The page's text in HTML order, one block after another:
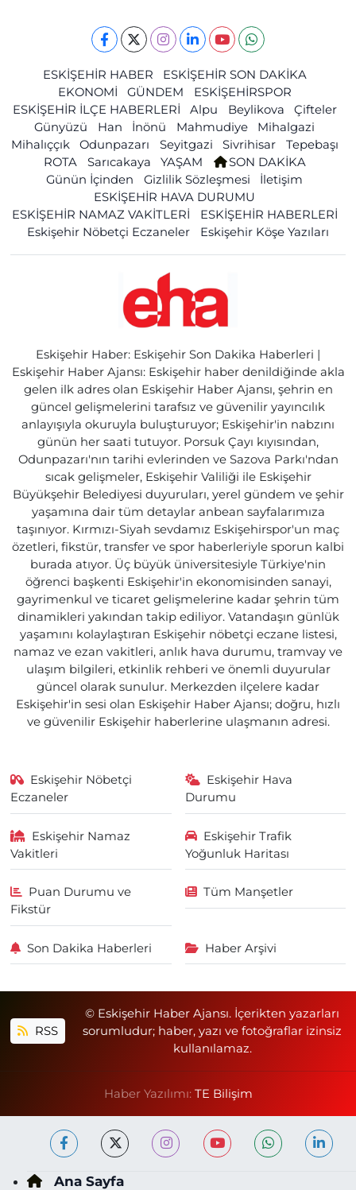
ESKİŞEHİR HABER
ESKİŞEHİR SON DAKİKA
EKONOMİ
GÜNDEM
ESKİŞEHİRSPOR
ESKİŞEHİR İLÇE HABERLERİ
Alpu Beylikova
Çifteler
Günyüzü
Han İnönü Mahmudiye
Mihalgazi
Mihalıççık
Odunpazarı Seyitgazi Sivrihisar
Tepebaşı
ROTA
Sarıcakaya YAŞAM
SON DAKİKA
Günün İçinden
Gizlilik Sözleşmesi
İletişim
ESKİŞEHİR HAVA DURUMU
ESKİŞEHİR NAMAZ VAKİTLERİ
ESKİŞEHİR HABERLERİ
Eskişehir Nöbetçi Eczaneler
Eskişehir Köşe Yazıları
Eskişehir Haber: Eskişehir Son Dakika Haberleri |
Eskişehir Haber Ajansı: Eskişehir haber denildiğinde akla
gelen ilk adres olan Eskişehir Haber Ajansı, şehrin en
güncel gelişmelerini tarafsız ve güvenilir yayıncılık
anlayışıyla okuruyla buluşturuyor; Eskişehir'in nabzını
günün her saati tutuyor. Porsuk Çayı kıyısından,
Odunpazarı'nın tarihi evlerinden ve Sazova Parkı'ndan
sıcak gelişmeler, Eskişehir Valiliği ile Eskişehir
Büyükşehir Belediyesi duyuruları, yerel gündem ve şehir
yaşamına dair tüm detaylar anbean sayfalarımıza
taşınıyor. Kırmızı-Siyah sevdamız Eskişehirspor'un maç
özetleri, fikstür, transfer ve spor haberleriyle sporun kalbi
burada atıyor. Üç büyük üniversitesiyle Türkiye'nin
öğrenci başkenti Eskişehir'in ekonomisinden sanayi,
gayrimenkul ve ticaret gelişmelerine kadar şehrin tüm
dinamikleri yakından takip ediliyor. Vatandaşın günlük
yaşamını kolaylaştıran Eskişehir nöbetçi eczane listesi,
namaz ve ezan vakitleri, anlık hava durumu, tramvay ve
ulaşım bilgileri, etkinlik rehberi ve önemli duyurular
güncel olarak sunulur. Merkezden ilçelere kadar
Eskişehir'in sesi olan Eskişehir Haber Ajansı; doğru, hızlı
ve güvenilir Eskişehir haberlerine ulaşmanın adresi.
Eskişehir Nöbetçi
Eczaneler
Eskişehir Hava
Durumu
Eskişehir Namaz
Vakitleri
Eskişehir Trafik
Yoğunluk Haritası
Puan Durumu ve
Fikstür
Tüm Manşetler
Son Dakika Haberleri Haber Arşivi
RSS
© Eskişehir Haber Ajansı. İçerikten yazarları
sorumludur; haber, yazı ve fotoğraflar izinsiz
kullanılamaz.
Haber Yazılımı: TE Bilişim
Ana Sayfa